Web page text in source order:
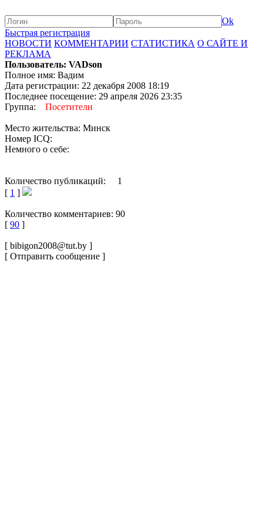
Ok
Быстрая регистрация
НОВОСТИ КОММЕНТАРИИ СТАТИСТИКА О САЙТЕ И
РЕКЛАМА
Пользователь: VADson
Полное имя: Вадим
Дата регистрации: 22 декабря 2008 18:19
Последнее посещение: 29 апреля 2026 23:35
Группа: Посетители
Место жительства: Минск
Номер ICQ:
Немного о себе:
Количество публикаций: 1
[ 1 ]
Количество комментариев: 90
[ 90 ]
[ bibigon2008@tut.by ]
[ Отправить сообщение ]